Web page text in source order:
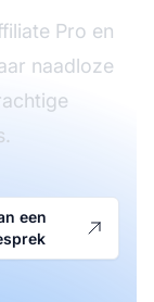
Pro en
naadloze
een